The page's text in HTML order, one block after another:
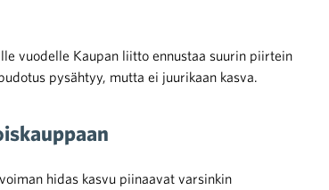
vuodelle Kaupan liitto ennustaa suurin piirtein
pysähtyy, mutta ei juurikaan kasva.
hidas kasvu piinaavat varsinkin